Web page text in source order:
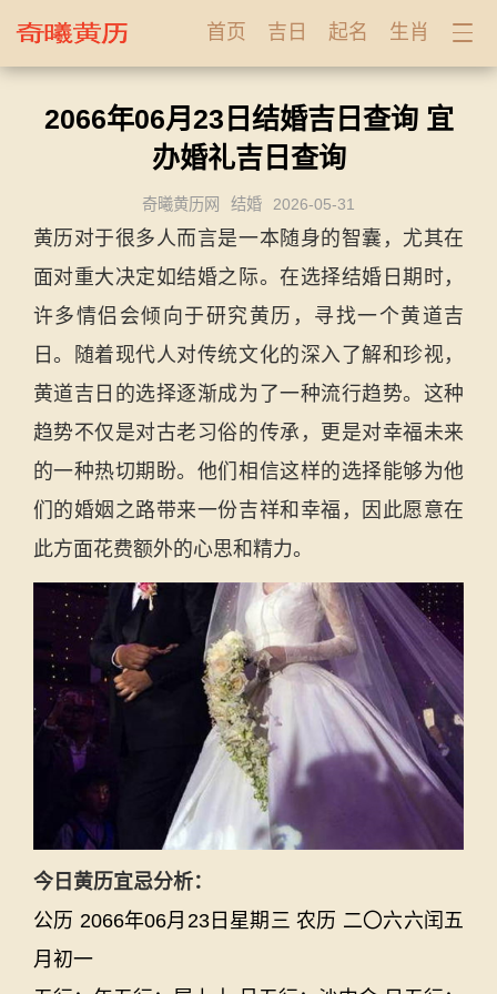
首页 吉日 起名 生肖
2066年06月23日结婚吉日查询 宜
办婚礼吉日查询
奇曦黄历网 结婚 2026-05-31
黄历对于很多人而言是一本随身的智囊，尤其在
面对重大决定如结婚之际。在选择结婚日期时，
许多情侣会倾向于研究黄历，寻找一个黄道吉
日。随着现代人对传统文化的深入了解和珍视，
黄道吉日的选择逐渐成为了一种流行趋势。这种
趋势不仅是对古老习俗的传承，更是对幸福未来
的一种热切期盼。他们相信这样的选择能够为他
们的婚姻之路带来一份吉祥和幸福，因此愿意在
此方面花费额外的心思和精力。
今日黄历宜忌分析：
公历 2066年06月23日星期三 农历 二〇六六闰五
月初一